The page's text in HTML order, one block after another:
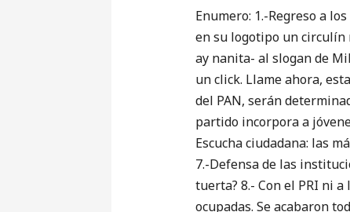
Enumero: 1.-Regreso a
en su logotipo un circulín
ay nanita- al slogan de
un click. Llame ahora,
del PAN, serán
partido incorpora a
Escucha ciudadana: las
7.-Defensa de las
tuerta? 8.- Con el PRI ni
ocupadas. Se acabaron